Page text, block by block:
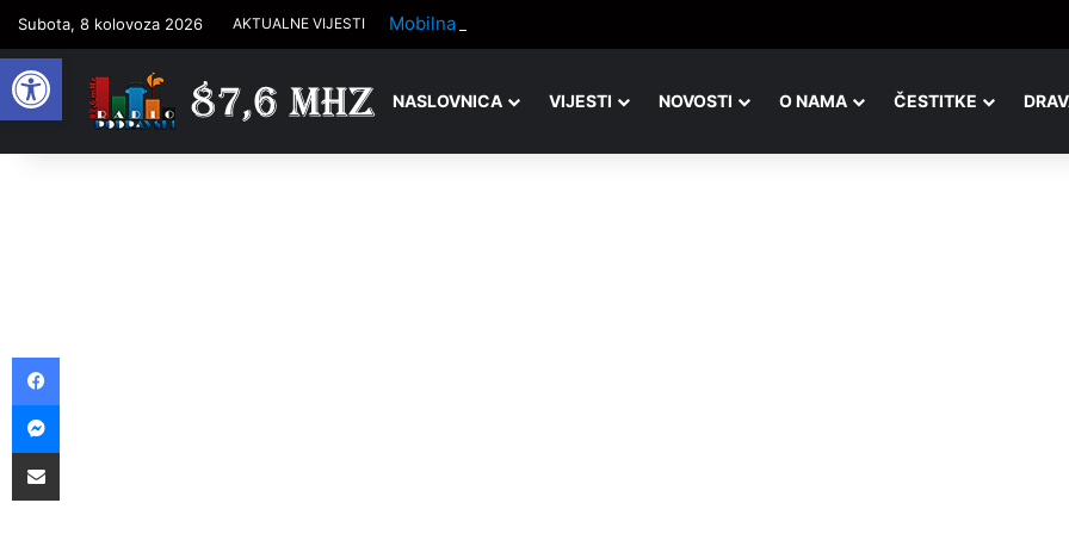
Open toolbar
Subota, 8 kolovoza 2026 AKTUALNE VIJESTI Mobilna ambulanta u kolovozu ponovno na đurđevačkom području
NASLOVNICA VIJESTI NOVOSTI O NAMA ČESTITKE